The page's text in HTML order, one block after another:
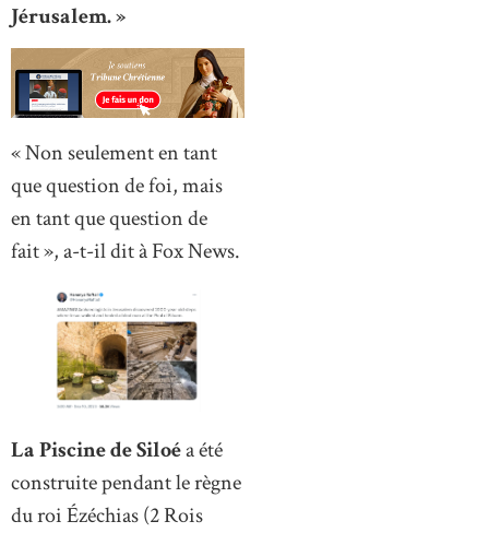
Jérusalem. »
« Non seulement en tant
que question de foi, mais
en tant que question de
fait », a-t-il dit à Fox News.
La Piscine de Siloéa été
construite pendant le règne
du roi Ézéchias (2 Rois